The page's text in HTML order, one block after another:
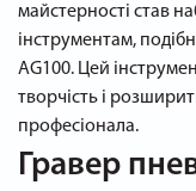
майстерності став
інструментам,
AG100. Цей
творчість і
професіонала.
Гравер